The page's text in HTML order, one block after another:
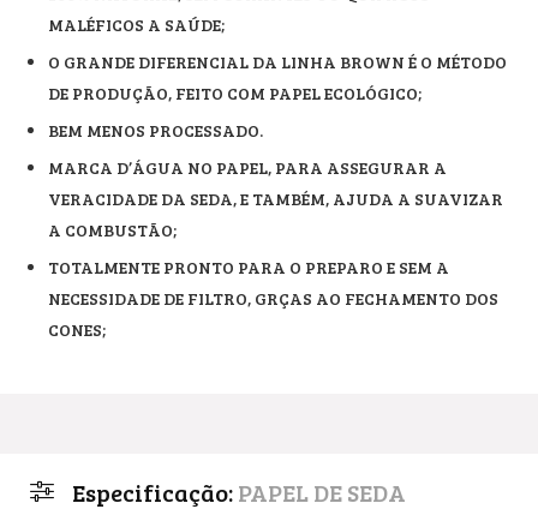
MALÉFICOS A SAÚDE;
O GRANDE DIFERENCIAL DA LINHA BROWN É O MÉTODO
DE PRODUÇÃO, FEITO COM PAPEL ECOLÓGICO;
BEM MENOS PROCESSADO.
MARCA D’ÁGUA NO PAPEL, PARA ASSEGURAR A
VERACIDADE DA SEDA, E TAMBÉM, AJUDA A SUAVIZAR
A COMBUSTÃO;
TOTALMENTE PRONTO PARA O PREPARO E SEM A
NECESSIDADE DE FILTRO, GRÇAS AO FECHAMENTO DOS
CONES;
Especificação:PAPEL DE SEDA